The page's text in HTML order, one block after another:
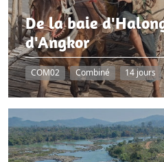
De la baie
d'Angkor
COM02 Combiné 14 jours